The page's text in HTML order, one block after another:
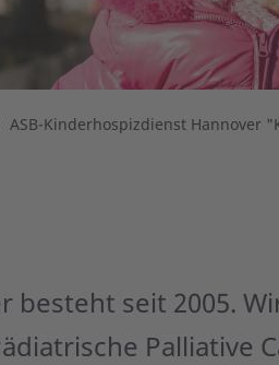
ASB-Kinderhospizdienst Hannover
besteht seit 2005.
Palliative